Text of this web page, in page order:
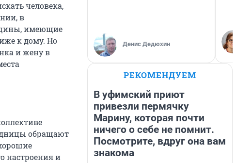
человека,
в
имеющие
к дому. Но
и жену в
обращают
настроения и
Денис Дедюхин
РЕКОМЕНДУЕМ
В уфимский приют
привезли пермячку
Марину, которая почти
ничего о себе не помнит.
Посмотрите, вдруг она вам
знакома